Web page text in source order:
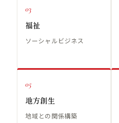
03
福祉
ソーシャルビジネス
05
地方創生
地域との関係構築